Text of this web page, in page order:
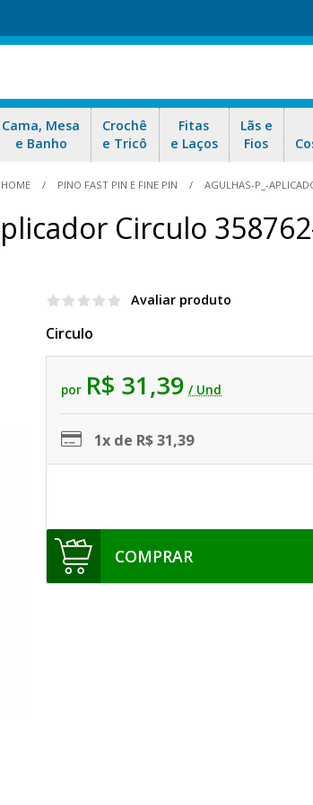
Cama, Mesa
e Banho
Crochê
e Tricô
Fitas
e Laços
Lãs e
Fios
HOME PINO FAST PIN E FINE PIN AGULHAS-P_-
Circulo
Avaliar produto
Circulo
por R$ 31,39 / Und
1x de R$ 31,39
COMPRAR